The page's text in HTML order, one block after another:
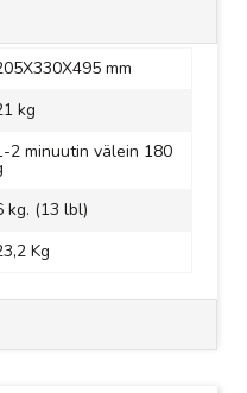
mm
kg
2 minuutin välein 180
kg. (13 lbl)
Kg